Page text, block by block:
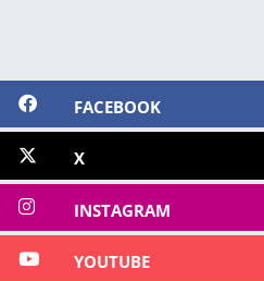
FACEBOOK
X
INSTAGRAM
YOUTUBE